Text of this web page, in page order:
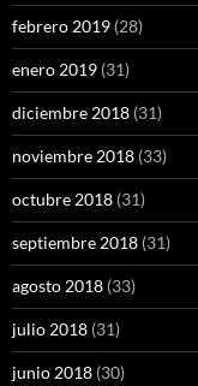
febrero 2019 (28)
enero 2019 (31)
diciembre 2018 (31)
noviembre 2018 (33)
octubre 2018 (31)
septiembre 2018 (31)
agosto 2018 (33)
julio 2018 (31)
junio 2018 (30)